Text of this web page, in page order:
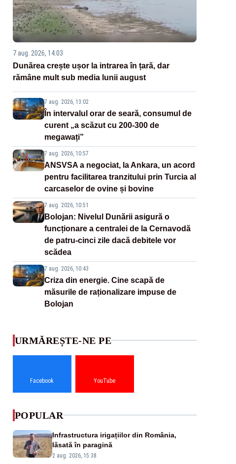
7 aug. 2026, 14:03
Dunărea crește ușor la intrarea în țară, dar
rămâne mult sub media lunii august
7 aug. 2026, 13:02
În intervalul orar de seară, consumul de
curent „a scăzut cu 200-300 de
megawați”
7 aug. 2026, 10:57
ANSVSA a negociat, la Ankara, un acord
pentru facilitarea tranzitului prin Turcia al
carcaselor de ovine și bovine
7 aug. 2026, 10:51
Bolojan: Nivelul Dunării asigură o
funcționare a centralei de la Cernavodă
de patru-cinci zile dacă debitele vor
scădea
7 aug. 2026, 10:43
Criza din energie. Cine scapă de
măsurile de raționalizare impuse de
Bolojan
URMĂREȘTE-NE PE
Facebook YouTube
POPULAR
Infrastructura irigațiilor din România,
lăsată în paragină
2 aug. 2026, 15:38